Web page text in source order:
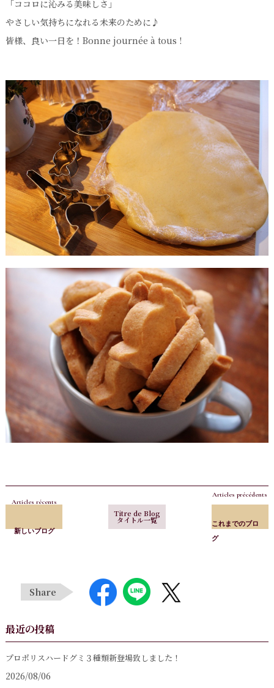
「ココロに沁みる美味しさ」
やさしい気持ちになれる未来のために♪
皆様、良い一日を！Bonne journée à tous !
Articles récents
新しいブログ
Titre de Blog
タイトル一覧
Articles précédents
これまでのブロ
グ
Share
最近の投稿
プロポリスハードグミ３種類新登場致しました！
2026/08/06